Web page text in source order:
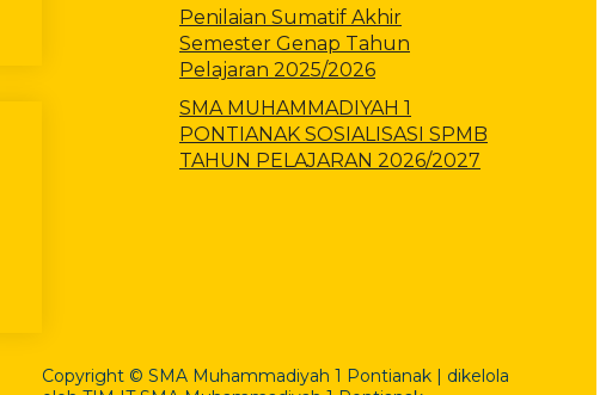
Penilaian Sumatif Akhir
Semester Genap Tahun
Pelajaran 2025/2026
SMA MUHAMMADIYAH 1
PONTIANAK SOSIALISASI SPMB
TAHUN PELAJARAN 2026/2027
Copyright © SMA Muhammadiyah 1 Pontianak | dikelola